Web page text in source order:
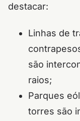
destacar:
Linhas de
são
raios;
Parques
torres são